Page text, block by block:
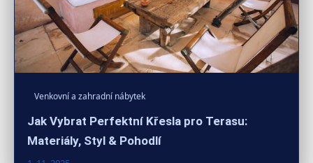
Venkovní a zahradní nábytek
Jak Vybrat Perfektní Křesla pro Terasu:
Materiály, Styl & Pohodlí